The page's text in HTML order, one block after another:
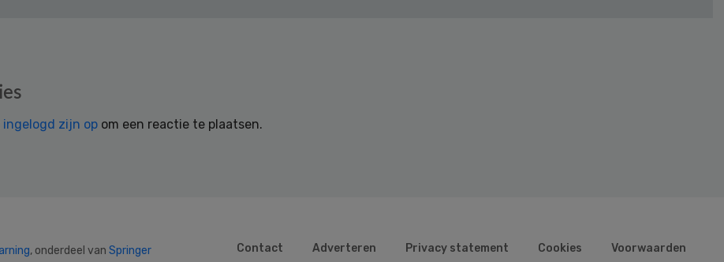
ingelogd zijn op om een reactie te plaatsen.
, onderdeel van Springer
Contact Adverteren Privacy statement Cookies Voorwaarden